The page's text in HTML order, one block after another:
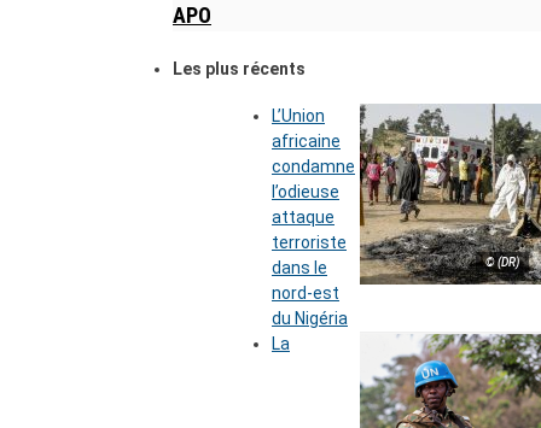
APO
Les plus récents
© (DR)
L’Union
africaine
condamne
l’odieuse
attaque
terroriste
dans le
nord-est
du Nigéria
La